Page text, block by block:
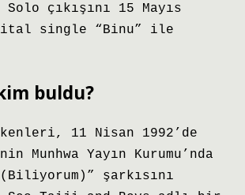
Solo çıkışını 15 Mayıs
single “Binu” ile
buldu?
11 Nisan 1992’de
Munhwa Yayın Kurumu’nda
(Biliyorum)” şarkısını